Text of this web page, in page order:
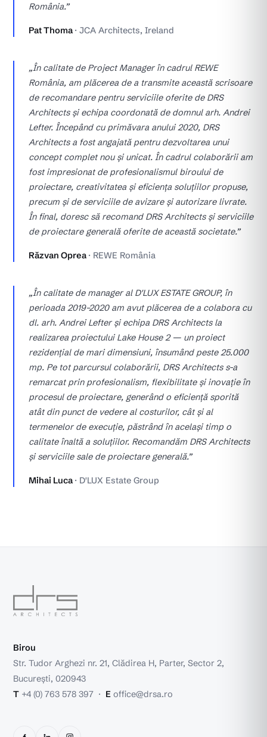
România.”
Pat Thoma · JCA Architects, Ireland
„În calitate de Project Manager în cadrul REWE
România, am plăcerea de a transmite această scrisoare
de recomandare pentru serviciile oferite de DRS
Architects și echipa coordonată de domnul arh. Andrei
Lefter. Începând cu primăvara anului 2020, DRS
Architects a fost angajată pentru dezvoltarea unui
concept complet nou și unicat. În cadrul colaborării am
fost impresionat de profesionalismul biroului de
proiectare, creativitatea și eficiența soluțiilor propuse,
precum și de serviciile de avizare și autorizare livrate.
În final, doresc să recomand DRS Architects și serviciile
de proiectare generală oferite de această societate.”
Răzvan Oprea · REWE România
„În calitate de manager al D'LUX ESTATE GROUP, în
perioada 2019–2020 am avut plăcerea de a colabora cu
dl. arh. Andrei Lefter și echipa DRS Architects la
realizarea proiectului Lake House 2 — un proiect
rezidențial de mari dimensiuni, însumând peste 25.000
mp. Pe tot parcursul colaborării, DRS Architects s-a
remarcat prin profesionalism, flexibilitate și inovație în
procesul de proiectare, generând o eficiență sporită
atât din punct de vedere al costurilor, cât și al
termenelor de execuție, păstrând în același timp o
calitate înaltă a soluțiilor. Recomandăm DRS Architects
și serviciile sale de proiectare generală.”
Mihai Luca · D'LUX Estate Group
Birou
Str. Tudor Arghezi nr. 21, Clădirea H, Parter, Sector 2,
București, 020943
T +4 (0) 763 578 397 · E office@drsa.ro